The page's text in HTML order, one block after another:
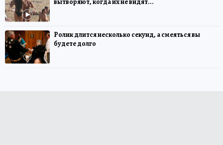
Ролик длится несколько секунд, а смеяться вы
будете долго